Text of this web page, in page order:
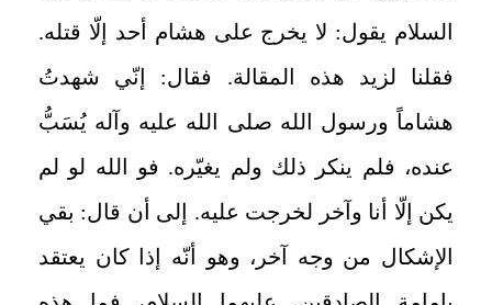
السلام يقول: لا يخرج على هشام أحد إلّا قتله.
فقلنا لزيد هذه المقالة. فقال: إنّي شهدتُ
هشاماً ورسول الله صلى الله عليه وآله يُسَبُّ
عنده، فلم ينكر ذلك ولم يغيّره. فو الله لو لم
يكن إلّا أنا وآخر لخرجت عليه. إلى أن قال: بقي
الإشكال من وجه آخر، وهو أنّه إذا كان يعتقد